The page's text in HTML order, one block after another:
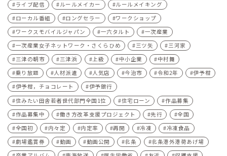
ライブ配信
ルールメイカー
ルールメイキング
ローカル番組
ロングセラー
ワークショップ
ワークスモバイルジャパン
一六タルト
一次産業
一次産業女子ネットワーク・さくらひめ
三ツ矢
三河家
三津の朝市
三津浜 上級 中小企業
中村舞
乗り放題
人材派遣 人気店 今治市 令和2年
伊予柑
伊予柑，チョコレート
伊予銀行
住みたい田舎若者世代部門全国1位
住宅ローン
作品募集
作品募集中
働き方改革支援プロジェクト 先行
全国
全国初
内々定 内定率 再開 冷凍
冷凍食品
劇場鑑賞券
動画 動画公開 北条
北条港外港荷あげ場